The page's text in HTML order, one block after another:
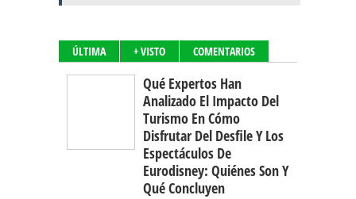
ÚLTIMA + VISTO COMENTARIOS
Qué Expertos Han
Analizado El Impacto Del
Turismo En Cómo
Disfrutar Del Desfile Y Los
Espectáculos De
Eurodisney: Quiénes Son Y
Qué Concluyen